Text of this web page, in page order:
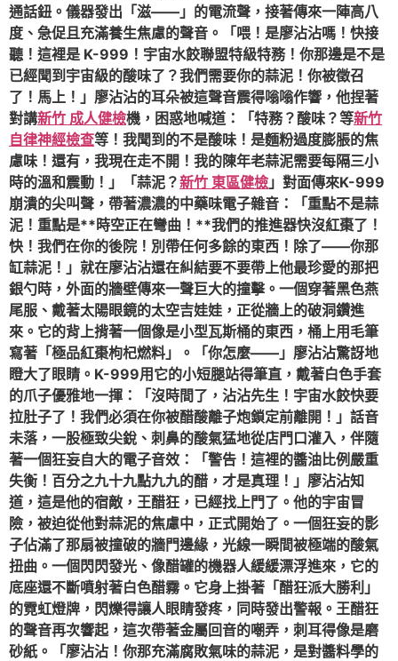
通話鈕。儀器發出「滋——」的電流聲，接著傳來一陣高八
度、急促且充滿養生焦慮的聲音。「喂！是廖沾沾嗎！快接
聽！這裡是 K-999！宇宙水餃聯盟特級特務！你那邊是不是
已經聞到宇宙級的酸味了？我們需要你的蒜泥！你被徵召
了！馬上！」廖沾沾的耳朵被這聲音震得嗡嗡作響，他捏著
對講新竹 成人健檢機，困惑地喊道：「特務？酸味？等新竹
自律神經檢查等！我聞到的不是酸味！是麵粉過度膨脹的焦
慮味！還有，我現在走不開！我的陳年老蒜泥需要每隔三小
時的溫和震動！」「蒜泥？新竹 東區健檢 」對面傳來K-999
崩潰的尖叫聲，帶著濃濃的中藥味電子雜音：「重點不是蒜
泥！重點是**時空正在彎曲！**我們的推進器快沒紅棗了！
快！我們在你的後院！別帶任何多餘的東西！除了——你那
缸蒜泥！」就在廖沾沾還在糾結要不要帶上他最珍愛的那把
銀勺時，外面的牆壁傳來一聲巨大的撞擊。一個穿著黑色燕
尾服、戴著太陽眼鏡的太空吉娃娃，正從牆上的破洞鑽進
來。它的背上揹著一個像是小型瓦斯桶的東西，桶上用毛筆
寫著「極品紅棗枸杞燃料」。「你怎麼——」廖沾沾驚訝地
瞪大了眼睛。K-999用它的小短腿站得筆直，戴著白色手套
的爪子優雅地一揮：「沒時間了，沾沾先生！宇宙水餃快要
拉肚子了！我們必須在你被醋酸離子炮鎖定前離開！」話音
未落，一股極致尖銳、刺鼻的酸氣猛地從店門口灌入，伴隨
著一個狂妄自大的電子音效：「警告！這裡的醬油比例嚴重
失衡！百分之九十九點九九的醋，才是真理！」廖沾沾知
道，這是他的宿敵，王醋狂，已經找上門了。他的宇宙冒
險，被迫從他對蒜泥的焦慮中，正式開始了。一個狂妄的影
子佔滿了那扇被撞破的牆門邊緣，光線一瞬間被極端的酸氣
扭曲。一個閃閃發光、像醋罐的機器人緩緩漂浮進來，它的
底座還不斷噴射著白色醋霧。它身上掛著「醋狂派大勝利」
的霓虹燈牌，閃爍得讓人眼睛發疼，同時發出警報。王醋狂
的聲音再次響起，這次帶著金屬回音的嘲弄，刺耳得像是磨
砂紙。「廖沾沾！你那充滿腐敗氣味的蒜泥，是對醬料學的